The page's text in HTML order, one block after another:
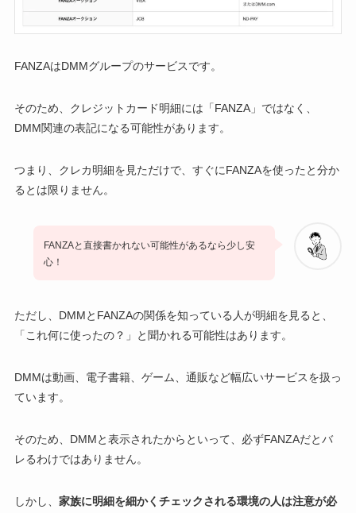
FANZAはDMMグループのサービスです。
そのため、クレジットカード明細には「FANZA」ではなく、
DMM関連の表記になる可能性があります。
つまり、クレカ明細を見ただけで、すぐにFANZAを使ったと分か
るとは限りません。
FANZAと直接書かれない可能性があるなら少し安
心！
ただし、DMMとFANZAの関係を知っている人が明細を見ると、
「これ何に使ったの？」と聞かれる可能性はあります。
DMMは動画、電子書籍、ゲーム、通販など幅広いサービスを扱っ
ています。
そのため、DMMと表示されたからといって、必ずFANZAだとバ
レるわけではありません。
しかし、 家族に明細を細かくチェックされる環境の人は注意が必